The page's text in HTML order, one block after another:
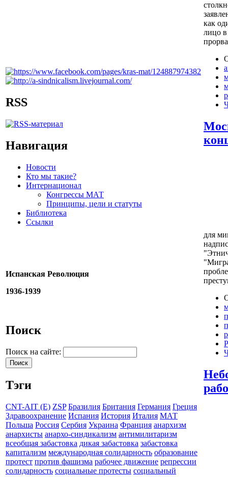
RSS
Навигация
Новости
Кто мы такие?
Интернационал
Конгрессы МАТ
Принципы, цели и статуты
Библиотека
Ссылки
Испанская Революция
1936-1939
Поиск
Поиск на сайте:
Тэги
CNT-AIT (E) ZSP Бразилия Британия Германия Греция
Здравоохранение Испания История Италия МАТ
Польша Россия Сербия Украина Франция анархизм
анархисты анархо-синдикализм антимилитаризм
всеобщая забастовка дикая забастовка забастовка
капитализм международная солидарность образование
протест против фашизма рабочее движение репрессии
солидарность социальные протесты социальный
как
лицо
для